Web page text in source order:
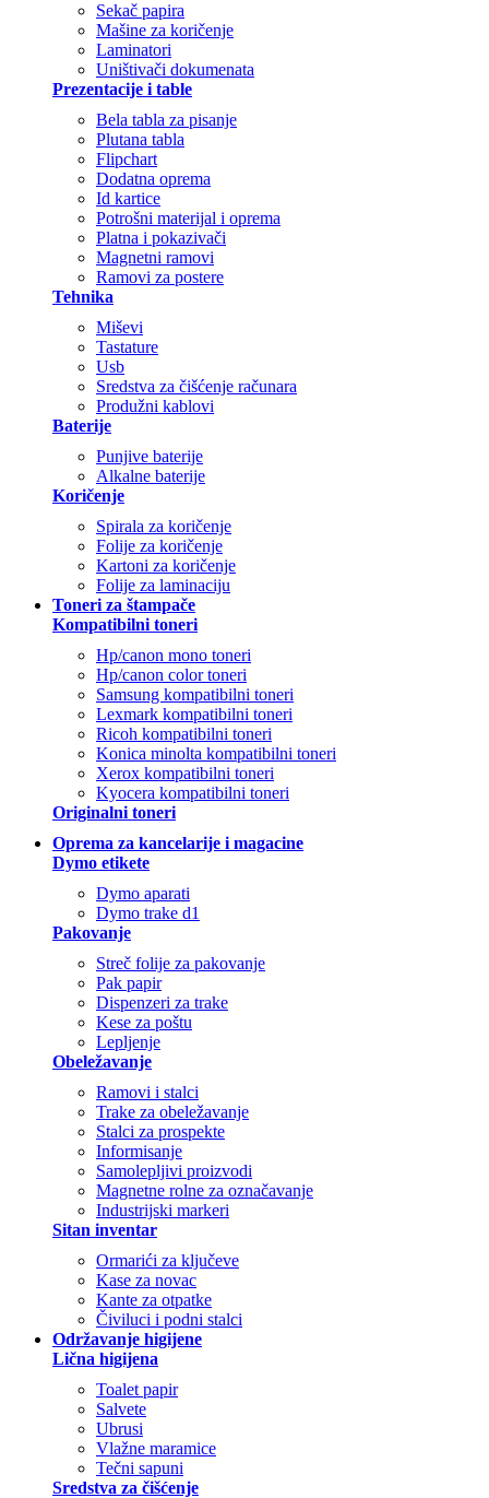
Sekač papira
Mašine za koričenje
Laminatori
Uništivači dokumenata
Prezentacije i table
Bela tabla za pisanje
Plutana tabla
Flipchart
Dodatna oprema
Id kartice
Potrošni materijal i oprema
Platna i pokazivači
Magnetni ramovi
Ramovi za postere
Tehnika
Miševi
Tastature
Usb
Sredstva za čišćenje računara
Produžni kablovi
Baterije
Punjive baterije
Alkalne baterije
Koričenje
Spirala za koričenje
Folije za koričenje
Kartoni za koričenje
Folije za laminaciju
Toneri za štampače
Kompatibilni toneri
Hp/canon mono toneri
Hp/canon color toneri
Samsung kompatibilni toneri
Lexmark kompatibilni toneri
Ricoh kompatibilni toneri
Konica minolta kompatibilni toneri
Xerox kompatibilni toneri
Kyocera kompatibilni toneri
Originalni toneri
Oprema za kancelarije i magacine
Dymo etikete
Dymo aparati
Dymo trake d1
Pakovanje
Streč folije za pakovanje
Pak papir
Dispenzeri za trake
Kese za poštu
Lepljenje
Obeležavanje
Ramovi i stalci
Trake za obeležavanje
Stalci za prospekte
Informisanje
Samolepljivi proizvodi
Magnetne rolne za označavanje
Industrijski markeri
Sitan inventar
Ormarići za ključeve
Kase za novac
Kante za otpatke
Čiviluci i podni stalci
Održavanje higijene
Lična higijena
Toalet papir
Salvete
Ubrusi
Vlažne maramice
Tečni sapuni
Sredstva za čišćenje